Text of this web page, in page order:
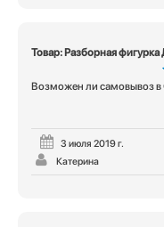
Товар: Разборная
Возможен ли самовывоз в
3 июля 2019 г.
Катерина